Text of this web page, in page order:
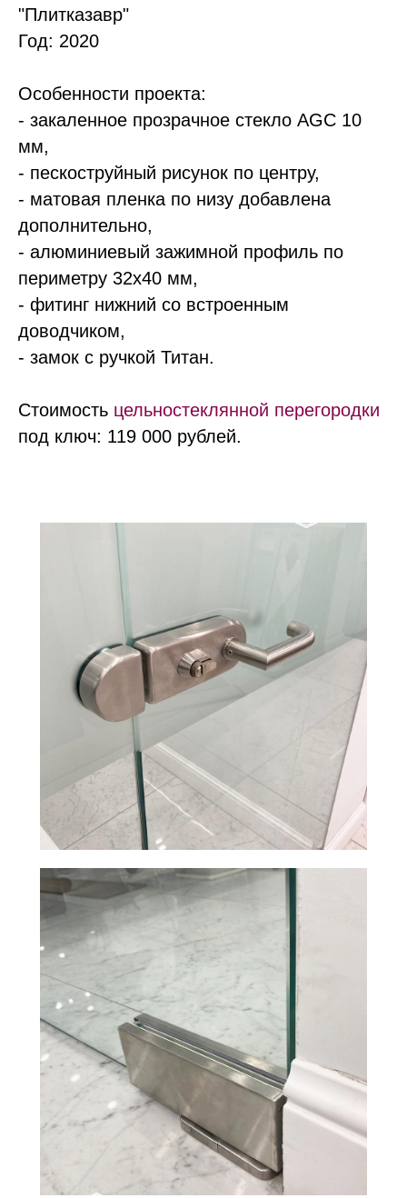
"Плитказавр"
Год: 2020
Особенности проекта:
- закаленное прозрачное стекло AGC 10
мм,
- пескоструйный рисунок по центру,
- матовая пленка по низу добавлена
дополнительно,
- алюминиевый зажимной профиль по
периметру 32х40 мм,
- фитинг нижний со встроенным
доводчиком,
- замок с ручкой Титан.
Стоимость цельностеклянной перегородки
под ключ: 119 000 рублей.